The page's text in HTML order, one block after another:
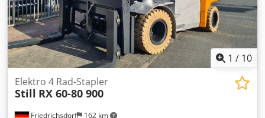
1 / 10
Friedrichsdorf 162 km
Elektro 4 Rad-Stapler
Still RX 60-80 900